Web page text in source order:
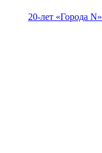
20-лет «Города N»